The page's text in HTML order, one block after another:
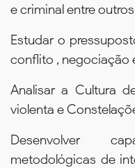
e criminal entre
Estudar o
conflito , negociação
Analisar a Cultura
violenta e
Desenvolver
metodológicas de